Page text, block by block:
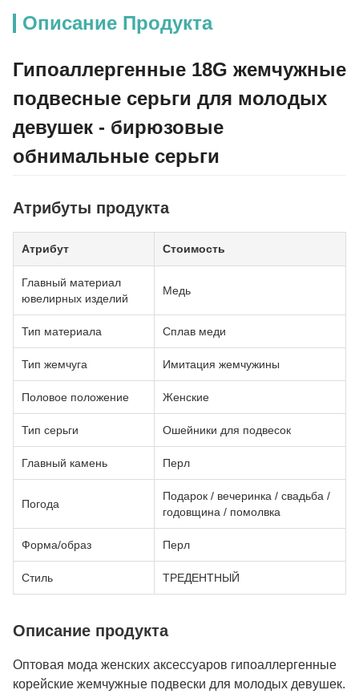
Описание Продукта
Гипоаллергенные 18G жемчужные
подвесные серьги для молодых
девушек - бирюзовые
обнимальные серьги
Атрибуты продукта
Атрибут Стоимость
Главный материал
ювелирных изделий
Медь
Тип материала Сплав меди
Тип жемчуга Имитация жемчужины
Половое положение Женские
Тип серьги Ошейники для подвесок
Главный камень Перл
Погода
Подарок / вечеринка / свадьба /
годовщина / помолвка
Форма/образ Перл
Стиль ТРЕДЕНТНЫЙ
Описание продукта
Оптовая мода женских аксессуаров гипоаллергенные
корейские жемчужные подвески для молодых девушек.